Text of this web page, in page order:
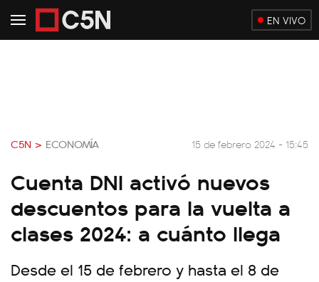
EN VIVO
C5N > ECONOMÍA 15 de febrero 2024 - 15:45
Cuenta DNI activó nuevos
descuentos para la vuelta a
clases 2024: a cuánto llega
Desde el 15 de febrero y hasta el 8 de